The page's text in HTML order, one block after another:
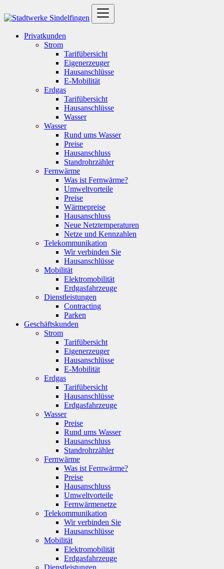
Privatkunden
Strom
Tarifübersicht
Eigenerzeuger
Hausanschlüsse
E-Mobilität
Erdgas
Tarifübersicht
Hausanschlüsse
Wasser
Wasser
Rund ums Wasser
Preise
Hausanschluss
Standrohrzähler
Fernwärme
Was ist Fernwärme?
Umweltvorteile
Preise
Wärmepreise
Hausanschluss
Neue Netztemperaturen
Netze und Kennzahlen
Telekommunikation
Wir verbinden Sie
Hausanschlüsse
Mobilität
Elektromobilität
Erdgasfahrzeuge
Dienstleistungen
Contracting
Parken
Geschäftskunden
Strom
Tarifübersicht
Eigenerzeuger
Hausanschlüsse
E-Mobilität
Erdgas
Tarifübersicht
Hausanschlüsse
Erdgasfahrzeuge
Wasser
Preise
Rund ums Wasser
Hausanschluss
Standrohrzähler
Fernwärme
Was ist Fernwärme?
Preise
Hausanschluss
Umweltvorteile
Fernwärmenetze
Telekommunikation
Wir verbinden Sie
Hausanschlüsse
Mobilität
Elektromobilität
Erdgasfahrzeuge
Dienstleistungen